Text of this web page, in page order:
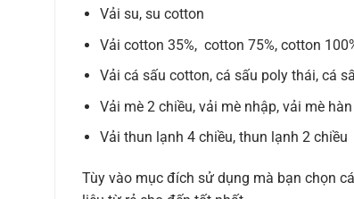
Vải su, su cotton
Vải cotton 35%, cotton 75%, cotton
Vải cá sấu cotton, cá sấu poly thái, cá
Vải mè 2 chiều, vải mè nhập, vải mè
Vải thun lạnh 4 chiều, thun lạnh 2 chiều
Tùy vào mục đích sử dụng mà bạn chọn